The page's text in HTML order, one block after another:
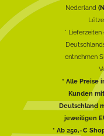
Nederland
*
entnehmen
* Alle Preise
Kunden
Deutschland
jeweiligen
* Ab 250,-€